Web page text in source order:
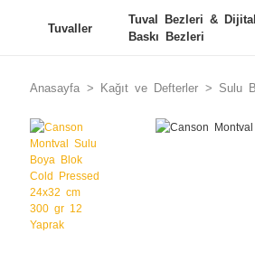
Tuvaller
Tuval Bezleri & Dijital
Baskı Bezleri
Anasayfa Kağıt ve Defterler Sulu